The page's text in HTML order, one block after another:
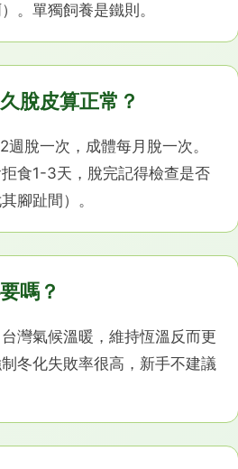
）。單獨飼養是鐵則。
脫皮算正常？
週脫一次，成體每月脫一次。
食1-3天，脫完記得檢查是否
腳趾間）。
嗎？
灣氣候溫暖，維持恆溫反而更
冬化失敗率很高，新手不建議